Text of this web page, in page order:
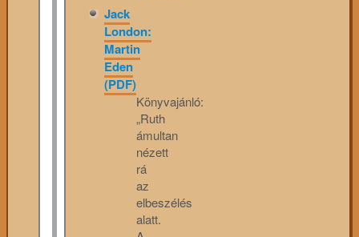
Jack
London:
Martin
Eden
(PDF)
Könyvajánló:
„Ruth
ámultan
nézett
rá
az
elbeszélés
alatt.